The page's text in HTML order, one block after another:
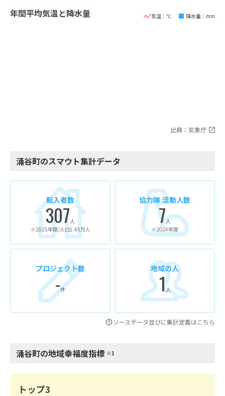
年間平均気温と降水量 気温：℃ 降水量：mm
出典：気象庁
涌谷町のスマウト集計データ
転入者数
307 人
※2025年度/人口1.45万人
協力隊 活動人数
7人
※2024年度
プロジェクト数
-件
地域の人
1人
ソースデータ並びに集計定義はこちら
涌谷町の地域幸福度指標 ※1
トップ3